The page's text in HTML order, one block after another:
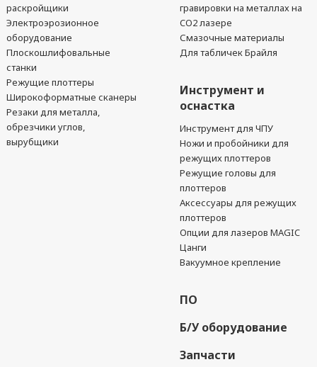
раскройщики
Электроэрозионное
оборудование
Плоскошлифовальные
станки
Режущие плоттеры
Широкоформатные сканеры
Резаки для металла,
обрезчики углов,
вырубщики
гравировки на металлах на
CO2 лазере
Смазочные материалы
Для табличек Брайля
Инструмент и
оснастка
Инструмент для ЧПУ
Ножи и пробойники для
режущих плоттеров
Режущие головы для
плоттеров
Аксессуары для режущих
плоттеров
Опции для лазеров MAGIC
Цанги
Вакуумное крепление
ПО
Б/У оборудование
Запчасти